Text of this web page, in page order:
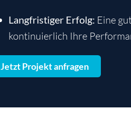
Langfristiger Erfolg: Eine
kontinuierlich Ihre
Jetzt Projekt anfragen